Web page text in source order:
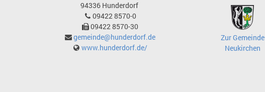
94336 Hunderdorf
09422 8570-0
09422 8570-30
gemeinde@hunderdorf.de
www.hunderdorf.de/
Zur Gemeinde
Neukirchen